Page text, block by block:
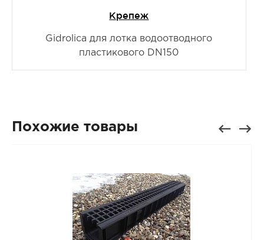
Крепеж
Gidrolica для лотка водоотводного
пластикового DN150
Похожие товары